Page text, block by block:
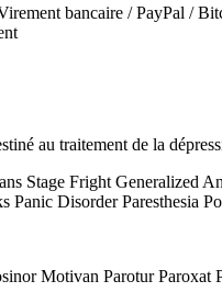
bancaire / PayPal /
au traitement de la
Stage Fright
Disorder Paresthesia
Motivan Parotur Paroxat